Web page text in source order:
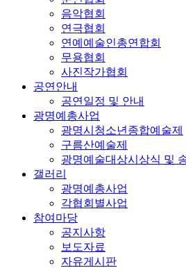
음악협회
연극협회
연예예술인총연합회
무용협회
사진작가협회
공연안내
공연일정 및 안내
광명예총사업
광명시청소년종합예술제
구름산예술제
광명예술대상시상식 및
갤러리
광명예총사업
각협회별사업
참여마당
공지사항
보도자료
자유게시판